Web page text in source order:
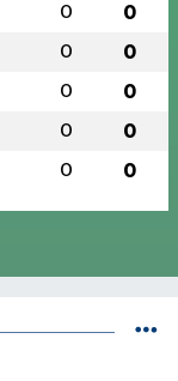
0 0
0 0
0 0
0 0
0 0